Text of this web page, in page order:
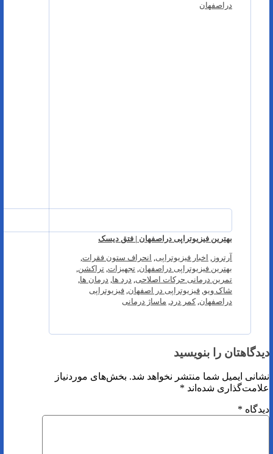
دراصفهان
بهترین فیزیوتراپی دراصفهان | فتق دیسک
آرتروز , اخبار فیزیوتراپی, انحراف ستون فقرات,
بهترین فیزیوتراپی دراصفهان, تجهیزات, تراکشن,
تمرین درمانی حرکات اصلاحی, درد ها, درمان ها,
شاک ویو, فیزیوتراپی در اصفهان, فیزیوتراپی
دراصفهان,کمر درد, ماساژ درمانی
دیدگاهتان را بنویسید
نشانی ایمیل شما منتشر نخواهد شد. بخش‌های موردنیاز
علامت‌گذاری شده‌اند *
دیدگاه *